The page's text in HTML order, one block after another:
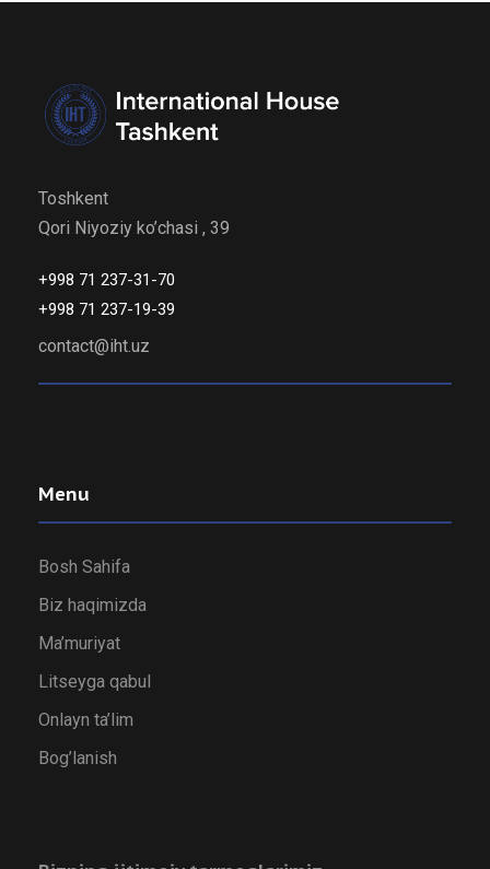
Toshkent
Qori Niyoziy ko’chasi , 39
+998 71 237-31-70
+998 71 237-19-39
contact@iht.uz
Menu
Bosh Sahifa
Biz haqimizda
Ma’muriyat
Litseyga qabul
Onlayn ta’lim
Bog’lanish